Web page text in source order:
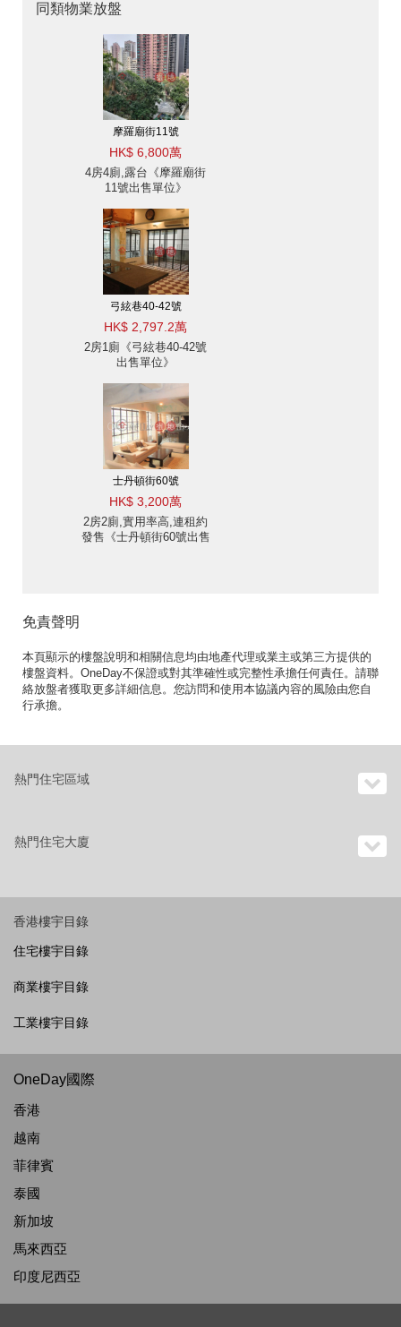
同類物業放盤
摩羅廟街11號
HK$ 6,800萬
4房4廁,露台《摩羅廟街
11號出售單位》
弓絃巷40-42號
HK$ 2,797.2萬
2房1廁《弓絃巷40-42號
出售單位》
士丹頓街60號
HK$ 3,200萬
2房2廁,實用率高,連租約
發售《士丹頓街60號出售
免責聲明
本頁顯示的樓盤說明和相關信息均由地產代理或業主或第三方提供的
樓盤資料。OneDay不保證或對其準確性或完整性承擔任何責任。請聯
絡放盤者獲取更多詳細信息。您訪問和使用本協議內容的風險由您自
行承擔。
熱門住宅區域
熱門住宅大廈
香港樓宇目錄
住宅樓宇目錄
商業樓宇目錄
工業樓宇目錄
OneDay國際
香港
越南
菲律賓
泰國
新加坡
馬來西亞
印度尼西亞